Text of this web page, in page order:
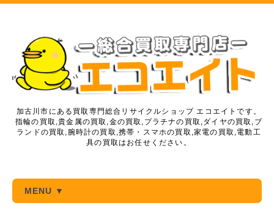
加古川市にある買取専門総合リサイクルショップ エコエイトです。
指輪の買取,貴金属の買取,金の買取,プラチナの買取,ダイヤの買取,ブ
ランドの買取,腕時計の買取,携帯・スマホの買取,家電の買取,電動工
具の買取はお任せください。
MENU ▼